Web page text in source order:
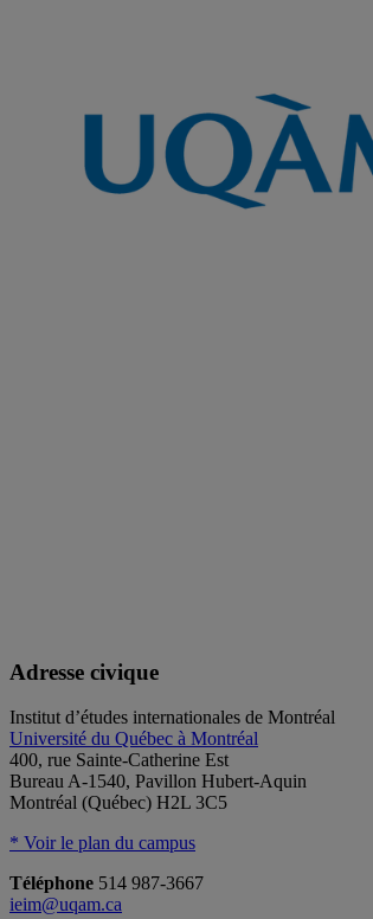
Adresse civique
Institut d’études internationales de Montréal
Université du Québec à Montréal
400, rue Sainte-Catherine Est
Bureau A-1540, Pavillon Hubert-Aquin
Montréal (Québec) H2L 3C5
* Voir le plan du campus
Téléphone 514 987-3667
ieim@uqam.ca